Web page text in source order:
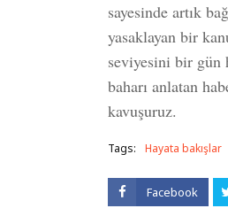
sayesinde artık
yasaklayan bir
seviyesini bir gün
baharı anlatan
kavuşuruz.
Tags: Hayata bakışlar
Facebook